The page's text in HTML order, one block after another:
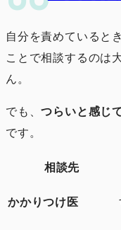
自分を責めていると
ことで相談するのは
ん。
でも、つらいと感じ
です。
相談先
かかりつけ医